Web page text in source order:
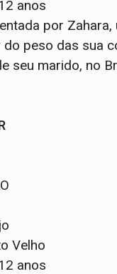
anos
por
peso das sua
seu marido, no
Velho
anos